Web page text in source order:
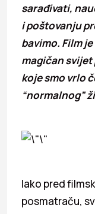
sarađivati,
i poštovanju
bavimo. Film
magičan
koje smo vrlo
“normalnog”
Iako pred
posmatraču,